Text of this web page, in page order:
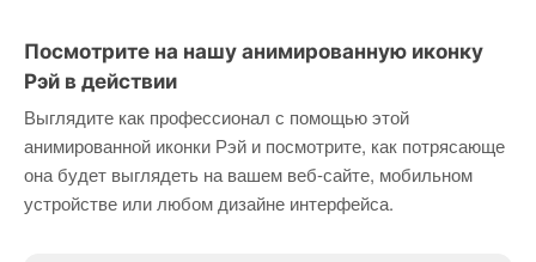
Посмотрите на нашу анимированную иконку
Рэй в действии
Выглядите как профессионал с помощью этой
анимированной иконки Рэй и посмотрите, как потрясающе
она будет выглядеть на вашем веб-сайте, мобильном
устройстве или любом дизайне интерфейса.